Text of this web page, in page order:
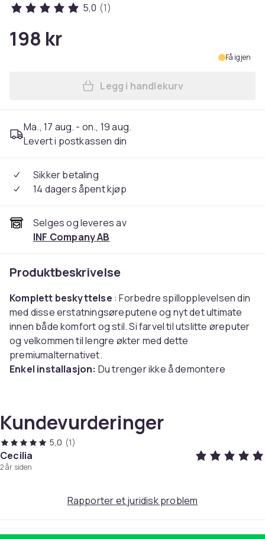
5,0 (1)
198 kr
Få igjen
Legg Øreputer og
Legg i handlekurv
Ma., 17 aug. - on., 19 aug.
Levert i postkassen din
Sikker betaling
14 dagers åpent kjøp
Selges og leveres av
INF Company AB
Produktbeskrivelse
Komplett beskyttelse : Forbedre spillopplevelsen din
med disse erstatningsøreputene og nyt det ultimate
innen både komfort og stil. Si farvel til utslitte øreputer
og velkommen til lengre økter med dette
premiumalternativet.
Enkel installasjon: Du trenger ikke å demontere
Spesifikasjoner:
Materiale: Proteinhud + minneskum
Mål: 9x7,5x2 cm
returnere eller bytte produktet dersom
Kundevurderinger
5,0 (1)
Cecilia
2 år siden
Rapporter et juridisk problem